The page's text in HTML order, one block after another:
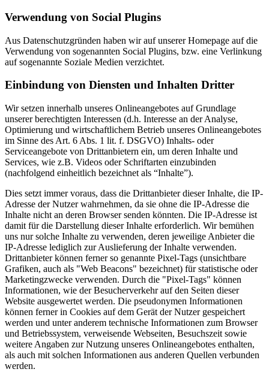
Verwendung von Social Plugins
Aus Datenschutzgründen haben wir auf unserer Homepage auf die
Verwendung von sogenannten Social Plugins, bzw. eine Verlinkung
auf sogenannte Soziale Medien verzichtet.
Einbindung von Diensten und Inhalten Dritter
Wir setzen innerhalb unseres Onlineangebotes auf Grundlage
unserer berechtigten Interessen (d.h. Interesse an der Analyse,
Optimierung und wirtschaftlichem Betrieb unseres Onlineangebotes
im Sinne des Art. 6 Abs. 1 lit. f. DSGVO) Inhalts- oder
Serviceangebote von Drittanbietern ein, um deren Inhalte und
Services, wie z.B. Videos oder Schriftarten einzubinden
(nachfolgend einheitlich bezeichnet als “Inhalte”).
Dies setzt immer voraus, dass die Drittanbieter dieser Inhalte, die IP-
Adresse der Nutzer wahrnehmen, da sie ohne die IP-Adresse die
Inhalte nicht an deren Browser senden könnten. Die IP-Adresse ist
damit für die Darstellung dieser Inhalte erforderlich. Wir bemühen
uns nur solche Inhalte zu verwenden, deren jeweilige Anbieter die
IP-Adresse lediglich zur Auslieferung der Inhalte verwenden.
Drittanbieter können ferner so genannte Pixel-Tags (unsichtbare
Grafiken, auch als "Web Beacons" bezeichnet) für statistische oder
Marketingzwecke verwenden. Durch die "Pixel-Tags" können
Informationen, wie der Besucherverkehr auf den Seiten dieser
Website ausgewertet werden. Die pseudonymen Informationen
können ferner in Cookies auf dem Gerät der Nutzer gespeichert
werden und unter anderem technische Informationen zum Browser
und Betriebssystem, verweisende Webseiten, Besuchszeit sowie
weitere Angaben zur Nutzung unseres Onlineangebotes enthalten,
als auch mit solchen Informationen aus anderen Quellen verbunden
werden.